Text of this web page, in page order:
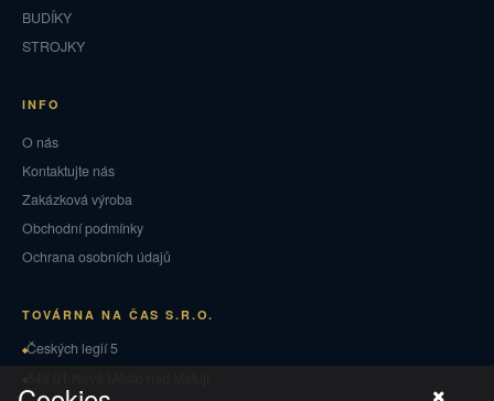
BUDÍKY
STROJKY
INFO
O nás
Kontaktujte nás
Zakázková výroba
Obchodní podmínky
Ochrana osobních údajů
TOVÁRNA NA ČAS S.R.O.
Českých legií 5